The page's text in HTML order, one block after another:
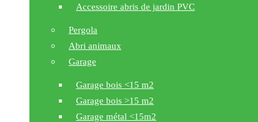
Accessoire abris de jardin PVC
Pergola
Abri animaux
Garage
Garage bois <15 m2
Garage bois >15 m2
Garage métal <15m2